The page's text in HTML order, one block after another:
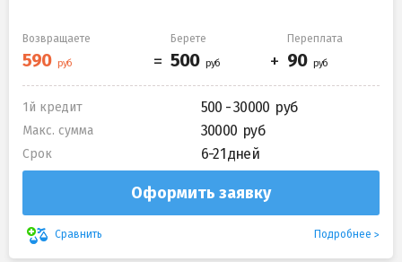
Возвращаете Берете Переплата
1й кредит 500 - 30000
Макс. сумма 30000
Срок 6-21 дней
Оформить заявку
Сравнить Подробнее